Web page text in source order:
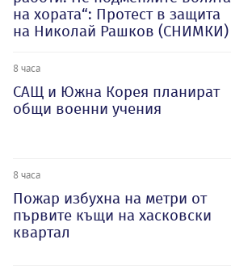
на хората“: Протест в защита
на Николай Рашков (СНИМКИ)
8 часа
САЩ и Южна Корея планират
общи военни учения
8 часа
Пожар избухна на метри от
първите къщи на хасковски
квартал